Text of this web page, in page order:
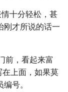
十分轻松，甚
刚才所说的话一
前，看起来富
在上面，如果莫
号。